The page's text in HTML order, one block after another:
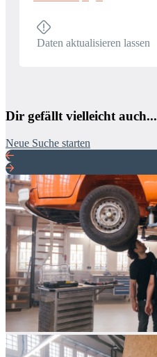
Daten aktualisieren lassen
Dir gefällt vielleicht auch...
Neue Suche starten